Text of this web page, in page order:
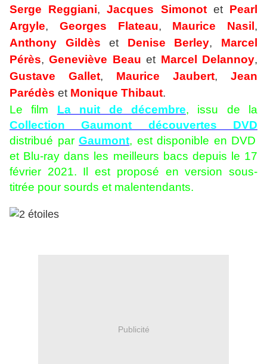
Serge Reggiani,Jacques Simonotet Pearl
Argyle, Georges Flateau, Maurice Nasil ,
Anthony Gildès et Denise Berley, Marcel
Pérès,Geneviève Beau et Marcel Delannoy,
Gustave Gallet, Maurice Jaubert, Jean
Parédès et Monique Thibaut.
Le film La nuit de décembre, issu de la
Collection Gaumont découvertes DVD
distribué parGaumont, est disponible en DVD
et Blu-ray dans les meilleurs bacs depuis le 17
février 2021. Il est proposé en version sous-
titrée pour sourds et malentendants.
Publicité